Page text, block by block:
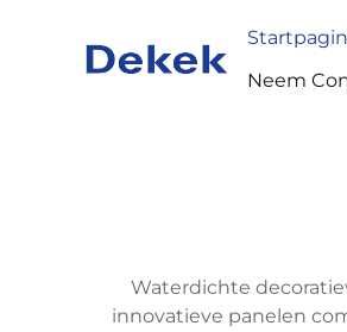
Neem
Waterdichte
innovatieve panelen